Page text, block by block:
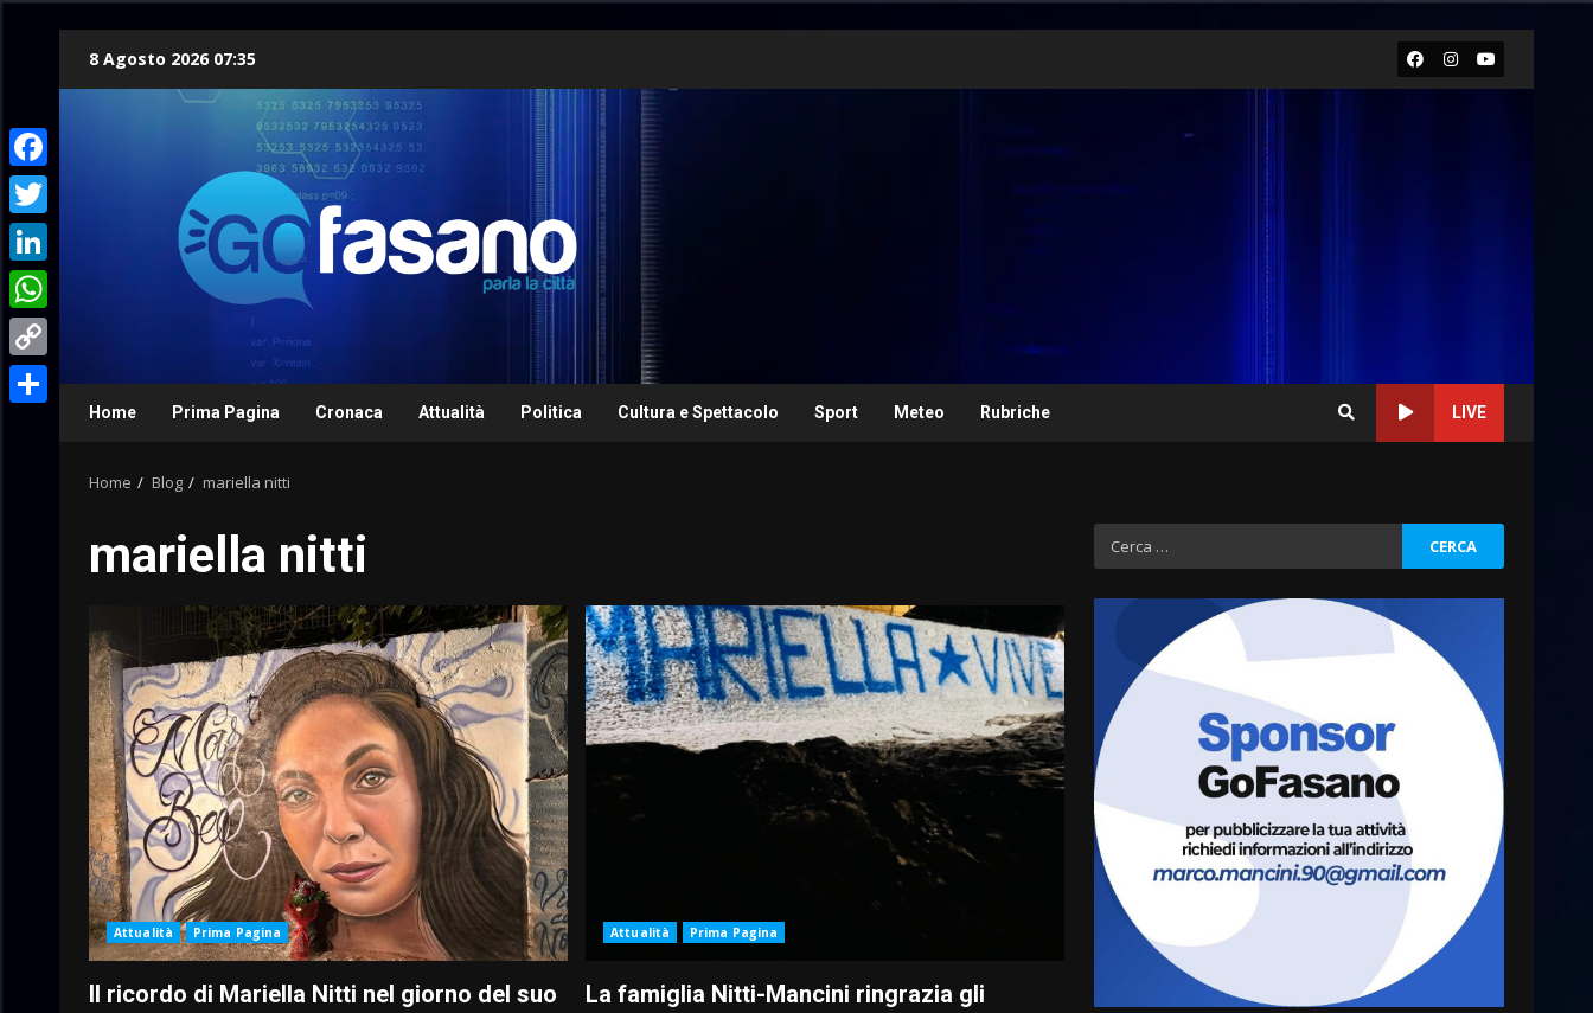
8 Agosto 2026 07:35 Facebook
Instagram
Youtube
Home Prima Pagina Cronaca Attualità Politica Cultura e Spettacolo Sport Meteo Rubriche LIVE
Home Blog mariella nitti
mariella nitti
Attualità Prima Pagina
Il ricordo di Mariella Nitti nel giorno del suo
Attualità Prima Pagina
La famiglia Nitti-Mancini ringrazia gli
Ricerca
per:
Fasanese ferito a colpi di
arma da fuoco
6 Agosto 2026 18:13
4
Carta d’identità: continua il
piano di aperture
straordinarie del Comune di
Fasano
6 Agosto 2026 14:16
Grazia Neglia, coordinatrice
cittadina di Fratelli d’Italia,
pronta a tornare in Consiglio
Facebook
Twitter
LinkedIn
WhatsApp
Copy